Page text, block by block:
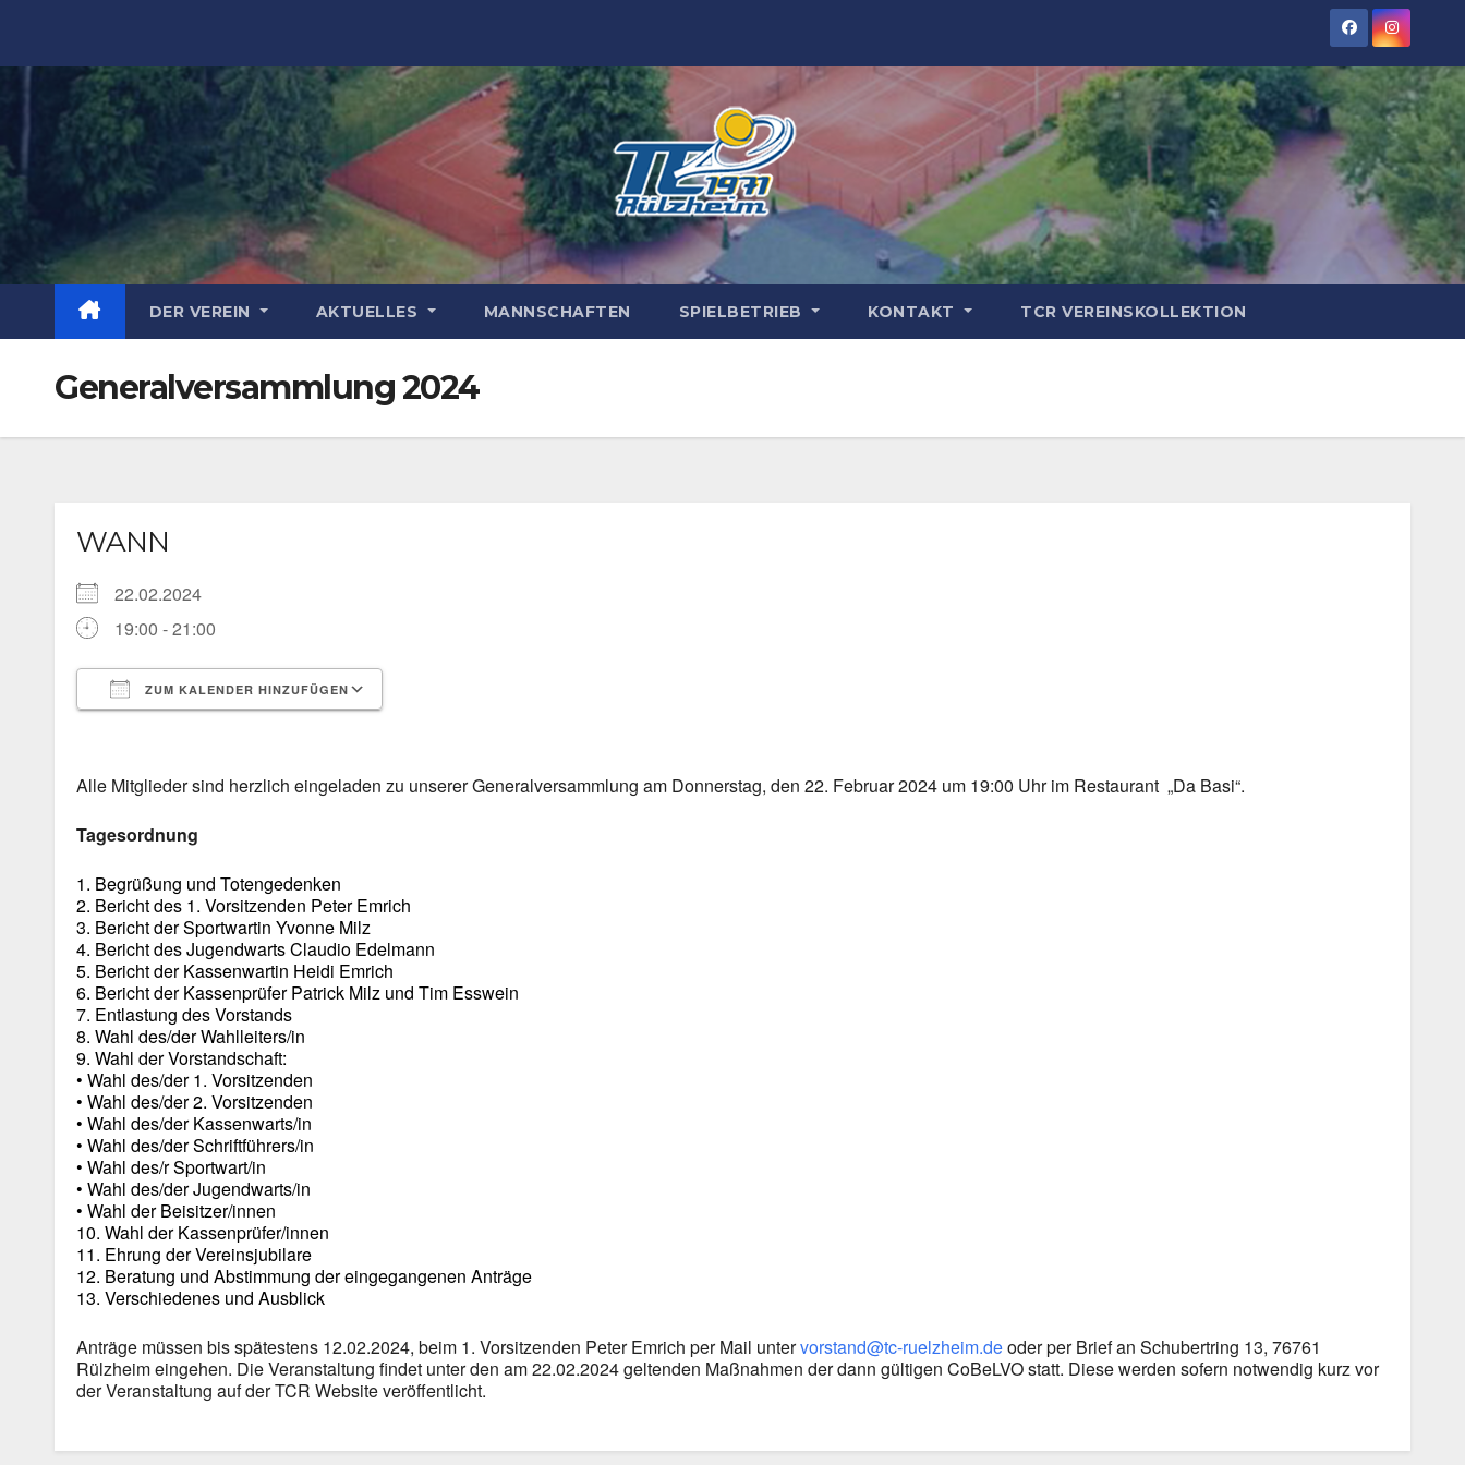
DER VEREIN AKTUELLES MANNSCHAFTEN SPIELBETRIEB KONTAKT TCR VEREINSKOLLEKTION
Generalversammlung 2024
WANN
22.02.2024
19:00 - 21:00
ZUM KALENDER HINZUFÜGEN
Alle Mitglieder sind herzlich eingeladen zu unserer Generalversammlung am Donnerstag, den 22. Februar 2024 um 19:00 Uhr im Restaurant „Da Basi“.
Tagesordnung
1. Begrüßung und Totengedenken
2. Bericht des 1. Vorsitzenden Peter Emrich
3. Bericht der Sportwartin Yvonne Milz
4. Bericht des Jugendwarts Claudio Edelmann
5. Bericht der Kassenwartin Heidi Emrich
6. Bericht der Kassenprüfer Patrick Milz und Tim Esswein
7. Entlastung des Vorstands
8. Wahl des/der Wahlleiters/in
9. Wahl der Vorstandschaft:
• Wahl des/der 1. Vorsitzenden
• Wahl des/der 2. Vorsitzenden
• Wahl des/der Kassenwarts/in
• Wahl des/der Schriftführers/in
• Wahl des/r Sportwart/in
• Wahl des/der Jugendwarts/in
• Wahl der Beisitzer/innen
10. Wahl der Kassenprüfer/innen
11. Ehrung der Vereinsjubilare
12. Beratung und Abstimmung der eingegangenen Anträge
13. Verschiedenes und Ausblick
Anträge müssen bis spätestens 12.02.2024, beim 1. Vorsitzenden Peter Emrich per Mail untervorstand@tc-ruelzheim.deoder per Brief an Schubertring 13, 76761
Rülzheim eingehen. Die Veranstaltung findet unter den am 22.02.2024 geltenden Maßnahmen der dann gültigen CoBeLVO statt. Diese werden sofern notwendig kurz vor
der Veranstaltung auf der TCR Website veröffentlicht.